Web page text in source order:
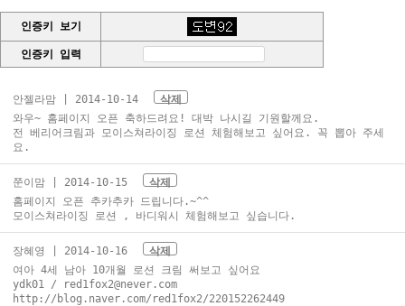
인증키 보기
인증키 입력
안젤라맘 | 2014-10-14
삭제
와우~ 홈페이지 오픈 축하드려요! 대박 나시길 기원할께요.
전 베리어크림과 모이스쳐라이징 로션 체험해보고 싶어요. 꼭 뽑아 주세
요.
쭌이맘 | 2014-10-15
삭제
홈페이지 오픈 추카추카 드립니다.~^^
모이스쳐라이징 로션 , 바디워시 체험해보고 싶습니다.
장혜영 | 2014-10-16
삭제
여아 4세 남아 10개월 로션 크림 써보고 싶어요
ydk01 / red1fox2@never.com
http://blog.naver.com/red1fox2/220152262449